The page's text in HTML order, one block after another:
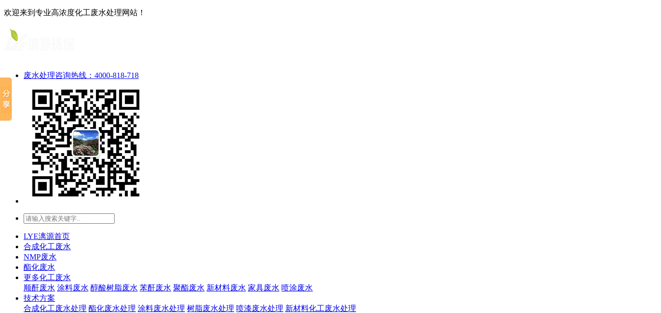
欢迎来到专业高浓度化工废水处理网站！
废水处理咨询热线：4000-818-718
LYE漓源首页
合成化工废水
NMP废水
酯化废水
更多化工废水
顺酐废水 涂料废水 醇酸树脂废水 苯酐废水 聚酯废水 新材料废水 家具废水 喷涂废水
技术方案
合成化工废水处理 酯化废水处理 涂料废水处理 树脂废水处理 喷漆废水处理 新材料化工废水处理